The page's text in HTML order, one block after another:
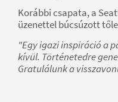
Korábbi csapata, a
üzenettel búcsúzott
"Egy igazi inspiráció a
kívül. Történetedre
Gratulálunk a